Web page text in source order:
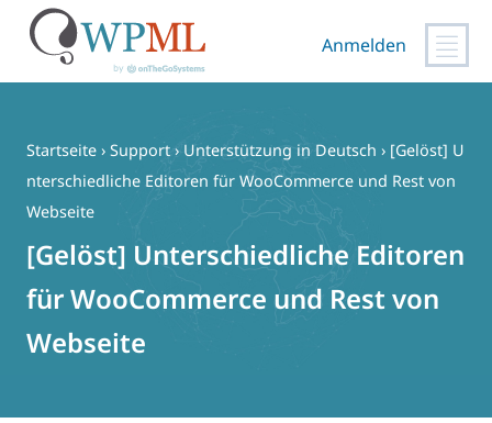
springen
Anmelden
Startseite › Support › Unterstützung in Deutsch › [Gelöst] U
nterschiedliche Editoren für WooCommerce und Rest von
Webseite
[Gelöst] Unterschiedliche Editoren
für WooCommerce und Rest von
Webseite